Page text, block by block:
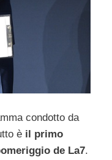
condotto da
è il primo
de La7.